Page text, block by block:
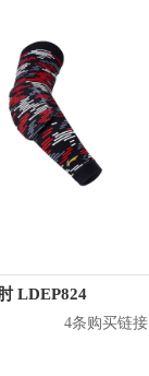
LDEP824
4条购买链接